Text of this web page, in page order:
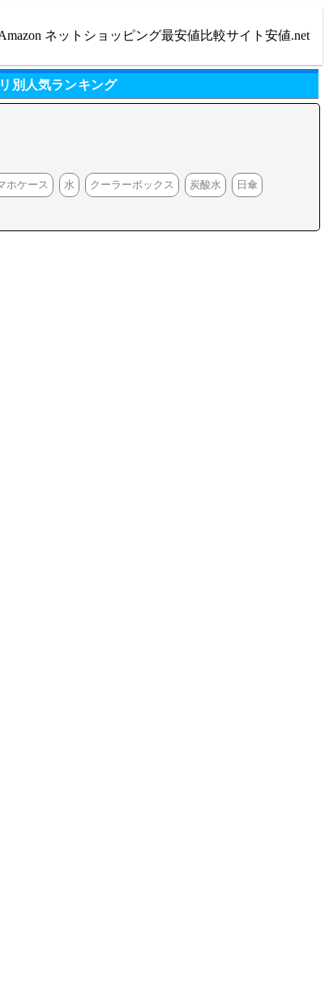
ネットショッピング最安値比較サイト安値.net
別人気ランキング
ホケース 水 クーラーボックス 炭酸水 日傘